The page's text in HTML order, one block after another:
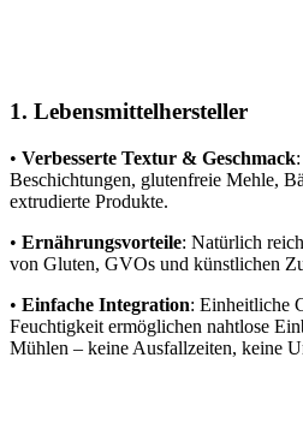
1. Lebensmittelhersteller
• Verbesserte Textur & Geschmack
Beschichtungen, glutenfreie Mehle,
extrudierte Produkte.
• Ernährungsvorteile: Natürlich
von Gluten, GVOs und künstlichen
• Einfache Integration: Einheitliche
Feuchtigkeit ermöglichen nahtlose
Mühlen – keine Ausfallzeiten, keine